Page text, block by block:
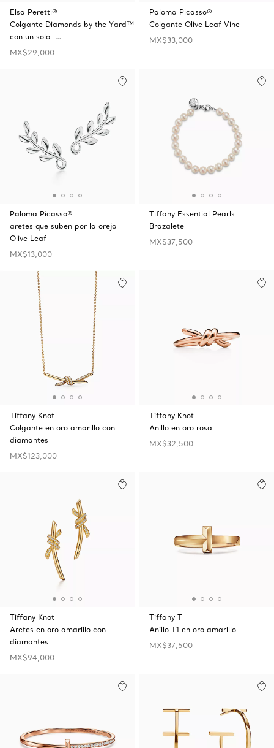
Elsa Peretti®
Colgante Diamonds by the Yard™
con un solo …
MX$29,000
Paloma Picasso®
Colgante Olive Leaf Vine
MX$33,000
Paloma Picasso®
aretes que suben por la oreja
Olive Leaf
MX$13,000
Tiffany Essential Pearls
Brazalete
MX$37,500
Tiffany Knot
Colgante en oro amarillo con
diamantes
MX$123,000
Tiffany Knot
Anillo en oro rosa
MX$32,500
Tiffany Knot
Aretes en oro amarillo con
diamantes
MX$94,000
Tiffany T
Anillo T1 en oro amarillo
MX$37,500